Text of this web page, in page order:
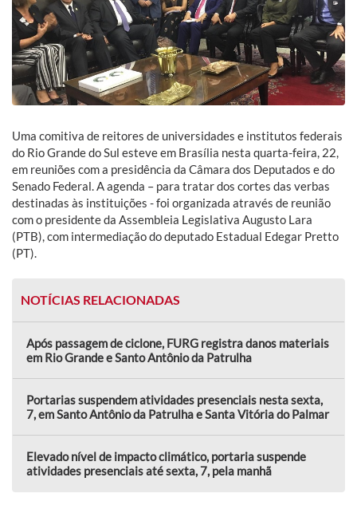
Uma comitiva de reitores de universidades e institutos federais
do Rio Grande do Sul esteve em Brasília nesta quarta-feira, 22,
em reuniões com a presidência da Câmara dos Deputados e do
Senado Federal. A agenda – para tratar dos cortes das verbas
destinadas às instituições - foi organizada através de reunião
com o presidente da Assembleia Legislativa Augusto Lara
(PTB), com intermediação do deputado Estadual Edegar Pretto
(PT).
NOTÍCIAS RELACIONADAS
Após passagem de ciclone, FURG registra danos materiais
em Rio Grande e Santo Antônio da Patrulha
Portarias suspendem atividades presenciais nesta sexta,
7, em Santo Antônio da Patrulha e Santa Vitória do Palmar
Elevado nível de impacto climático, portaria suspende
atividades presenciais até sexta, 7, pela manhã